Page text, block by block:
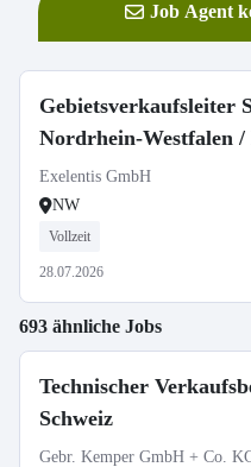
Job Agent
Gebietsverkaufsleiter
Nordrhein-Westfalen /
Exelentis GmbH
NW
Vollzeit
28.07.2026
693 ähnliche Jobs
Technischer
Schweiz
Gebr. Kemper GmbH + Co.